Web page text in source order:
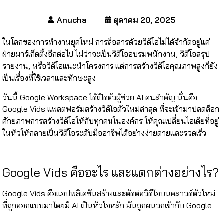
Anucha ตุลาคม 20, 2025
ในโลกของการทำงานยุคใหม่ การสื่อสารด้วยวิดีโอไม่ได้จำกัดอยู่แค่
ฝ่ายมาร์เก็ตติ้งอีกต่อไป ไม่ว่าจะเป็นวิดีโออบรมพนักงาน, วิดีโอสรุป
รายงาน, หรือวิดีโอแนะนำโครงการ แต่การสร้างวิดีโอคุณภาพสูงก็ยัง
เป็นเรื่องที่ใช้เวลาและทักษะสูง
วันนี้ Google Workspace ได้เปิดตัวผู้ช่วย AI คนสำคัญ นั่นคือ
Google Vids แพลตฟอร์มสร้างวิดีโอตัวใหม่ล่าสุด ที่จะเข้ามาปลดล็อก
ศักยภาพการสร้างวิดีโอให้กับทุกคนในองค์กร ให้คุณเปลี่ยนไอเดียที่อยู่
ในหัวให้กลายเป็นวิดีโอระดับมืออาชีพได้อย่างง่ายดายและรวดเร็ว
Google Vids คืออะไร และแตกต่างอย่างไร?
Google Vids คือแอปพลิเคชันสร้างและตัดต่อวิดีโอบนคลาวด์ตัวใหม่
ที่ถูกออกแบบมาโดยมี AI เป็นหัวใจหลัก มันถูกผนวกเข้ากับ Google